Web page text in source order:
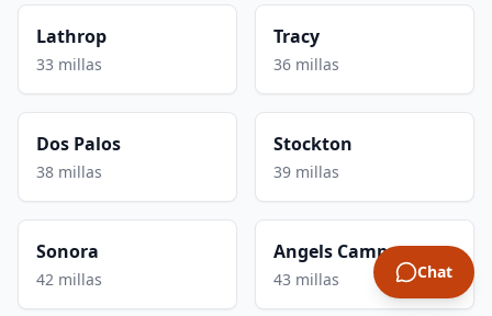
Lathrop
33 millas
Tracy
36 millas
Dos Palos
38 millas
Stockton
39 millas
Sonora
42 millas
Angels Camp
43 millas Chat